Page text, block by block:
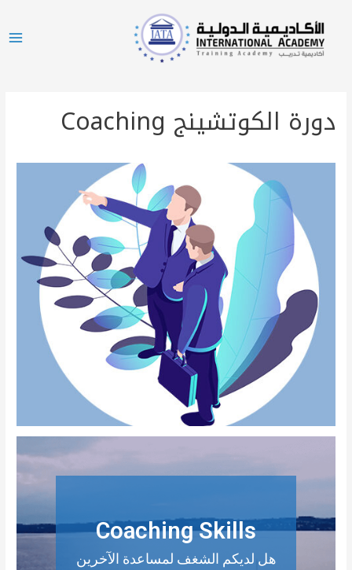
دورة الكوتشينج Coaching
Coaching Skills
هل لديكم الشغف لمساعدة الآخرين